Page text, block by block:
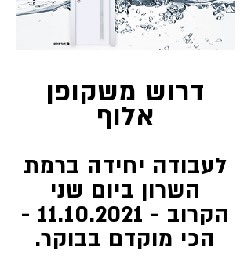
דרוש משקופן
אלוף
לעבודה יחידה ברמת
השרון ביום שני
הקרוב - 11.10.2021
-
הכי מוקדם בבוקר.